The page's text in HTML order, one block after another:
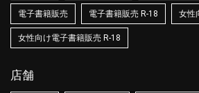
電子書籍販売 電子書籍販売 R-18 女性
女性向け電子書籍販売 R-18
店舗